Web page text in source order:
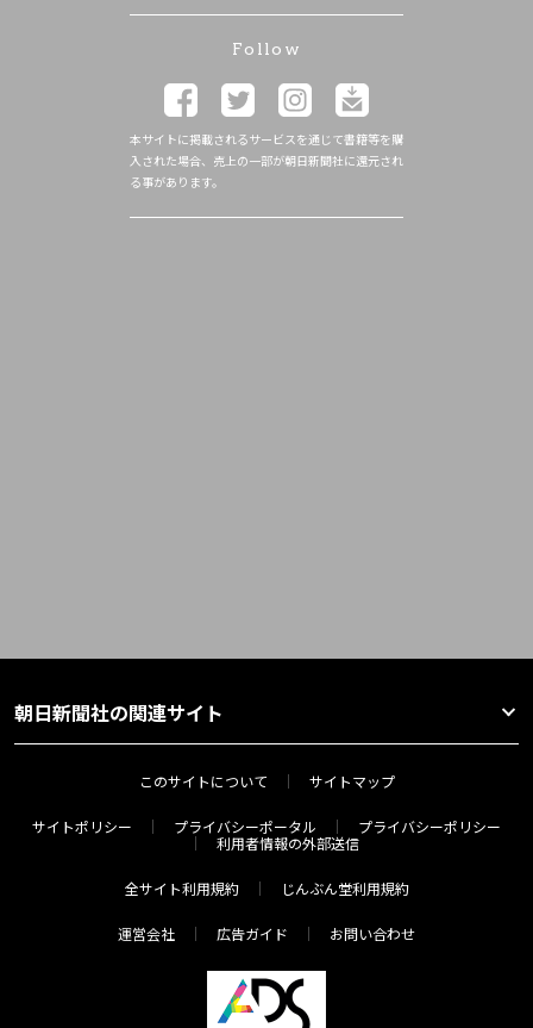
Follow
本サイトに掲載されるサービスを通じて書籍等を購
入された場合、売上の一部が朝日新聞社に還元され
る事があります。
朝日新聞社の関連サイト
このサイトについて サイトマップ
サイトポリシー プライバシーポータル
プライバシーポリシー
利用者情報の外部送信
全サイト利用規約 じんぶん堂利用規約
運営会社 広告ガイド お問い合わせ